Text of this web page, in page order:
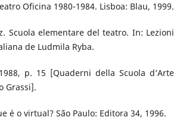
Oficina 1980-1984. Lisboa: Blau, 1999.
Scuola elementare del teatro. In: Lezioni
de Ludmila Ryba.
p. 15 [Quaderni della Scuola d’Arte
Grassi].
é o virtual? São Paulo: Editora 34, 1996.